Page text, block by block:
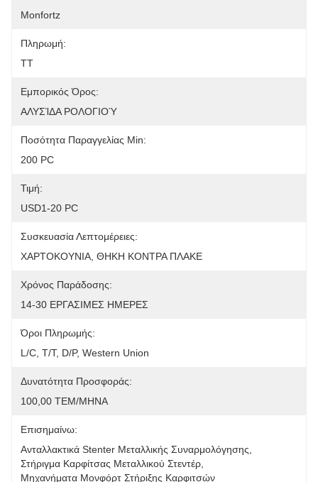
Monfortz
Πληρωμή:
TT
Εμπορικός Όρος:
ΑΛΥΣΊΔΑ ΡΟΛΟΓΙΟΎ
Ποσότητα Παραγγελίας Min:
200 PC
Τιμή:
USD1-20 PC
Συσκευασία Λεπτομέρειες:
ΧΑΡΤΟΚΟΥΝΙΑ, ΘΗΚΗ ΚΟΝΤΡΑ ΠΛΑΚΕ
Χρόνος Παράδοσης:
14-30 ΕΡΓΑΣΙΜΕΣ ΗΜΕΡΕΣ
Όροι Πληρωμής:
L/C, T/T, D/P, Western Union
Δυνατότητα Προσφοράς:
100,00 ΤΕΜ/ΜΗΝΑ
Επισημαίνω:
Ανταλλακτικά Stenter Μεταλλικής Συναρμολόγησης
Στήριγμα Καρφίτσας Μεταλλικού Στεντέρ
Μηχανήματα Μονφόρτ Στήριξης Καρφιτσών